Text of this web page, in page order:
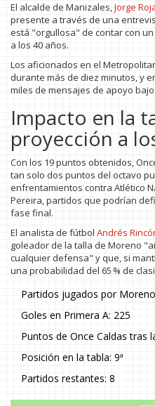
El alcalde de Manizales,Jorge
presente a través de una
está "orgullosa" de contar con
a los 40 años.
Los aficionados en el
durante más de diez minutos, y
miles de mensajes de apoyo
Impacto en la
proyección a
Con los 19 puntos obtenidos,
tan solo dos puntos del octavo
enfrentamientos contra Atlético
Pereira, partidos que podrían
fase final.
El analista de fútbol Andrés
goleador de la talla de Moreno
cualquier defensa" y que, si
una probabilidad del 65 % de
Partidos jugados por
Goles en Primera A: 225
Puntos de Once Caldas tras
Posición en la tabla: 9ª
Partidos restantes: 8